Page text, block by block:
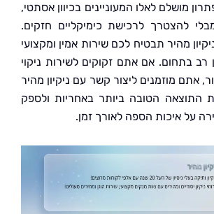
לאלו המעוניינים בכיוון אסתטי,
לרכישת כימיקליים חזקים.
תבטיח לכם שירות אמין ומקצועי
אם אתם זקוקים לשירות ניקוי
ליצור קשר עם ניקיון מהיר
הטובה ביותר באחריות ולספק
הספה לאורך זמן.